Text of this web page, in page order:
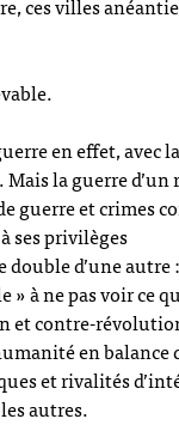
en effet, avec
la guerre
guerre et crimes
ses privilèges
d’une
à ne pas voir ce
et contre-
en
et rivalités
autres.